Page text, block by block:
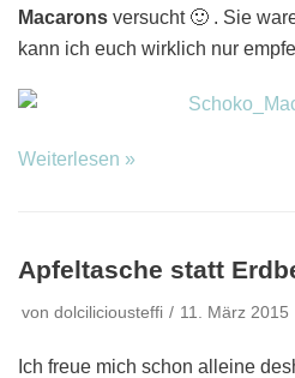
Macarons versucht 🙂 . Sie
kann ich euch wirklich nur
Weiterlesen »
Apfeltasche statt
von dolciliciousteffi 11. März 2015
Ich freue mich schon alleine